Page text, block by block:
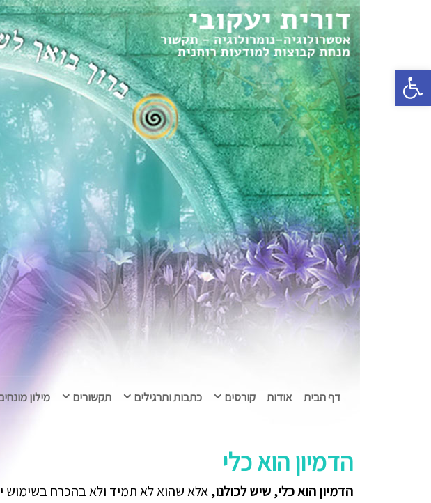
פתח סרגל נגישות
דף הבית אודות קורסים כתבות ותרגילים תקשורים מילון
הדמיון הוא כלי
הדמיון הוא כלי, שיש לכולנו,אלא שהוא לא תמיד ולא בהכרח בשימוש